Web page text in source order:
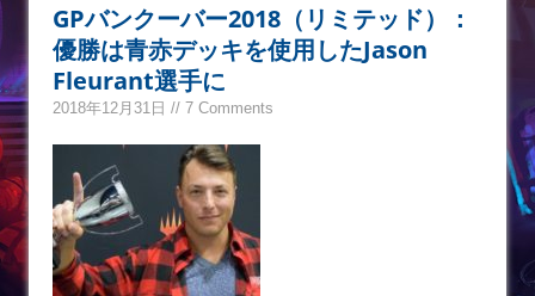
GPバンクーバー2018（リミテッド）：
優勝は青赤デッキを使用したJason
Fleurant選手に
2018年12月31日 // 7 Comments